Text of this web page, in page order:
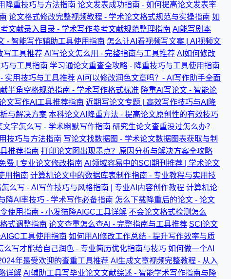
降重技巧与方法指南 论文发表成功指南 - 如何提高论文发表率
论文格式修改完整视频教程 - 学术论文格式规范与实操指南 如
文献录入目录 - 学术写作参考文献规范整理指南 AI能写剧本
- 智能写作辅助工具使用指南 怎么让AI看视频写文案 | AI视频文
写工具推荐 AI写论文怎么用 - 完整指南与工具推荐 AI如何修改
与工具指南 学习通论文重查全攻略 - 降重技巧与工具使用指南
实用技巧与工具推荐 AI可以修改润色文章吗？- AI写作助手全面
半角空格规范指南 - 学术写作格式标准 降重AI写论文 - 智能论
文写作AI工具推荐指南 近期写论文专题 | 高效写作技巧与AI降
与解决方案 本科论文AI降重方法 - 提高论文原创性的有效技巧
文字怎么写 - 学术幽默写作指南 研究生论文查重没过怎么办？
技巧与方法指南 写论文找数据图 - 学术论文数据图表获取与制
推荐指南 打印论文图出现墨点？原因分析与解决方案全攻略
费 | 专业论文修改指南 AI领域容易中的SCI期刊推荐 | 学术论文
用指南 计算机论文中的数据库表制作指南 - 专业教程与实用技
么写 - AI写作技巧与风格指南 | 专业AI内容创作教程 计算机论
降AI率技巧 - 学术写作必备指南 怎么下载降重后的论文 - 论文
使用指南 - 小发猫降AIGC工具详解 不会论文格式检测怎么
式调整指南 论文查重怎么查AI - 完整指南与工具推荐 SCI论文
工具使用指南 如何用AI修改工作总结 - 提升写作效率与质
么写才能给自己润色 - 专业简历优化指南与技巧 如何做一个AI
年最受欢迎的查重工具推荐 AI生成文章视频完整教程 - 从入
详解 AI辅助工具写毕业论文文献综述 - 智能学术写作指南与降